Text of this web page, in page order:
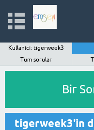
Kullanıcı: tigerweek3
Tüm sorular
Bir
tigerweek3'in